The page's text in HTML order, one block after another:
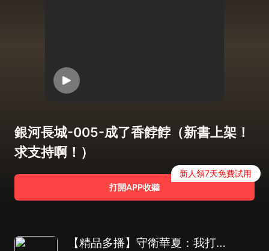
銀河長城-005-成了香餑餑（新書上架！
求支持啊！）
打開APP收聽
新人領7天免費試用
【精品多播】守衛華夏：我打造了銀河長城丨科幻末世&異獸入侵&銀河護衛系統